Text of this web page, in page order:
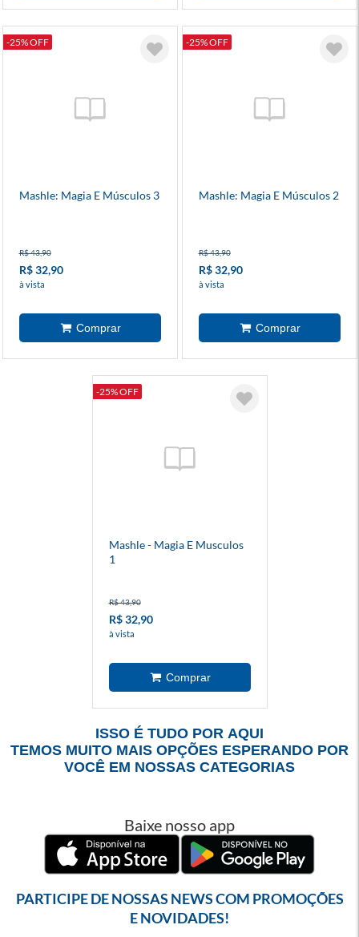
-25% OFF
Mashle: Magia E Músculos 3
R$ 43,90
R$ 32,90
à vista
-25% OFF
Mashle: Magia E Músculos 2
R$ 43,90
R$ 32,90
à vista
-25% OFF
Mashle - Magia E Musculos
1
R$ 43,90
R$ 32,90
à vista
ISSO É TUDO POR AQUI
TEMOS MUITO MAIS OPÇÕES ESPERANDO POR
VOCÊ EM NOSSAS CATEGORIAS
Baixe nosso app
PARTICIPE DE NOSSAS NEWS COM PROMOÇÕES
E NOVIDADES!